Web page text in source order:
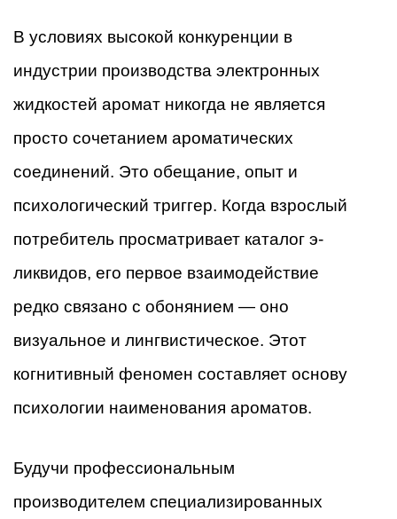
В условиях высокой конкуренции в
индустрии производства электронных
жидкостей аромат никогда не является
просто сочетанием ароматических
соединений. Это обещание, опыт и
психологический триггер. Когда взрослый
потребитель просматривает каталог э-
ликвидов, его первое взаимодействие
редко связано с обонянием — оно
визуальное и лингвистическое. Этот
когнитивный феномен составляет основу
психологии наименования ароматов.
Будучи профессиональным
производителем специализированных